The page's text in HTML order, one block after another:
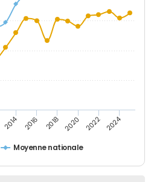
Moyenne nationale
2014 2016 2018 2020 2022 2024